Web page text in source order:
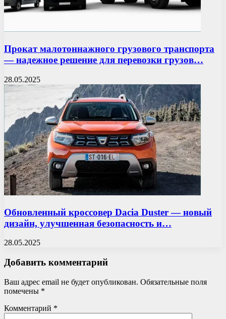
Прокат малотоннажного грузового транспорта
— надежное решение для перевозки грузов…
28.05.2025
Обновленный кроссовер Dacia Duster — новый
дизайн, улучшенная безопасность и…
28.05.2025
Добавить комментарий
Ваш адрес email не будет опубликован. Обязательные поля
помечены *
Комментарий *